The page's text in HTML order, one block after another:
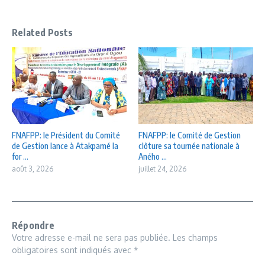
Related Posts
FNAFPP: le Président du Comité
de Gestion lance à Atakpamé la
for ...
août 3, 2026
FNAFPP: le Comité de Gestion
clôture sa tournée nationale à
Aného ...
juillet 24, 2026
Répondre
Votre adresse e-mail ne sera pas publiée. Les champs
obligatoires sont indiqués avec *